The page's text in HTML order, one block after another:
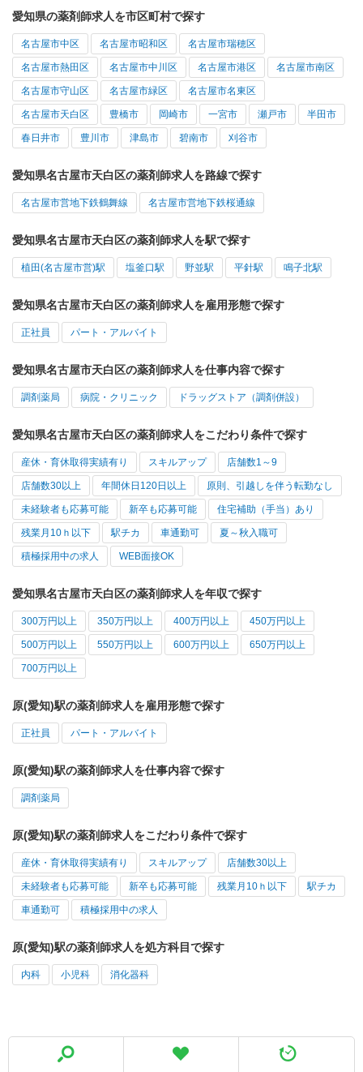
愛知県の薬剤師求人を市区町村で探す
名古屋市中区 名古屋市昭和区 名古屋市瑞穂区
名古屋市熱田区 名古屋市中川区 名古屋市港区 名古屋市南区
名古屋市守山区 名古屋市緑区 名古屋市名東区
名古屋市天白区 豊橋市 岡崎市 一宮市 瀬戸市 半田市
春日井市 豊川市 津島市 碧南市 刈谷市
愛知県名古屋市天白区の薬剤師求人を路線で探す
名古屋市営地下鉄鶴舞線 名古屋市営地下鉄桜通線
愛知県名古屋市天白区の薬剤師求人を駅で探す
植田(名古屋市営)駅 塩釜口駅 野並駅 平針駅 鳴子北駅
愛知県名古屋市天白区の薬剤師求人を雇用形態で探す
正社員 パート・アルバイト
愛知県名古屋市天白区の薬剤師求人を仕事内容で探す
調剤薬局 病院・クリニック ドラッグストア（調剤併設）
愛知県名古屋市天白区の薬剤師求人をこだわり条件で探す
産休・育休取得実績有り スキルアップ 店舗数1～9
店舗数30以上 年間休日120日以上 原則、引越しを伴う転勤なし
未経験者も応募可能 新卒も応募可能 住宅補助（手当）あり
残業月10ｈ以下 駅チカ 車通勤可 夏～秋入職可
積極採用中の求人 WEB面接OK
愛知県名古屋市天白区の薬剤師求人を年収で探す
300万円以上 350万円以上 400万円以上 450万円以上
500万円以上 550万円以上 600万円以上 650万円以上
700万円以上
原(愛知)駅の薬剤師求人を雇用形態で探す
正社員 パート・アルバイト
原(愛知)駅の薬剤師求人を仕事内容で探す
調剤薬局
原(愛知)駅の薬剤師求人をこだわり条件で探す
産休・育休取得実績有り スキルアップ 店舗数30以上
未経験者も応募可能 新卒も応募可能 残業月10ｈ以下 駅チカ
車通勤可 積極採用中の求人
原(愛知)駅の薬剤師求人を処方科目で探す
内科 小児科 消化器科